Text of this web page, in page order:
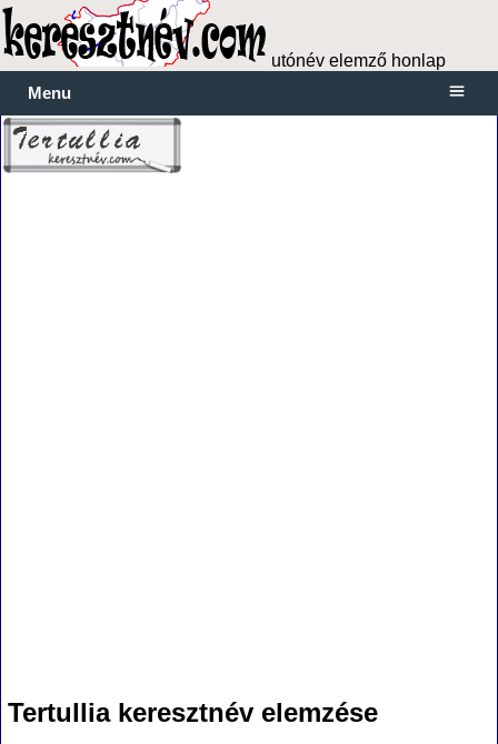
utónév elemző honlap
Menu
Tertullia keresztnév elemzése